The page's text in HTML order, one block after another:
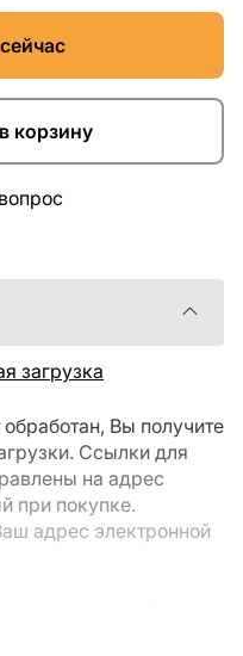
корзину
загрузка
Вы получите
Ссылки для
на адрес
при покупке.
адрес электронной
или обмену после их